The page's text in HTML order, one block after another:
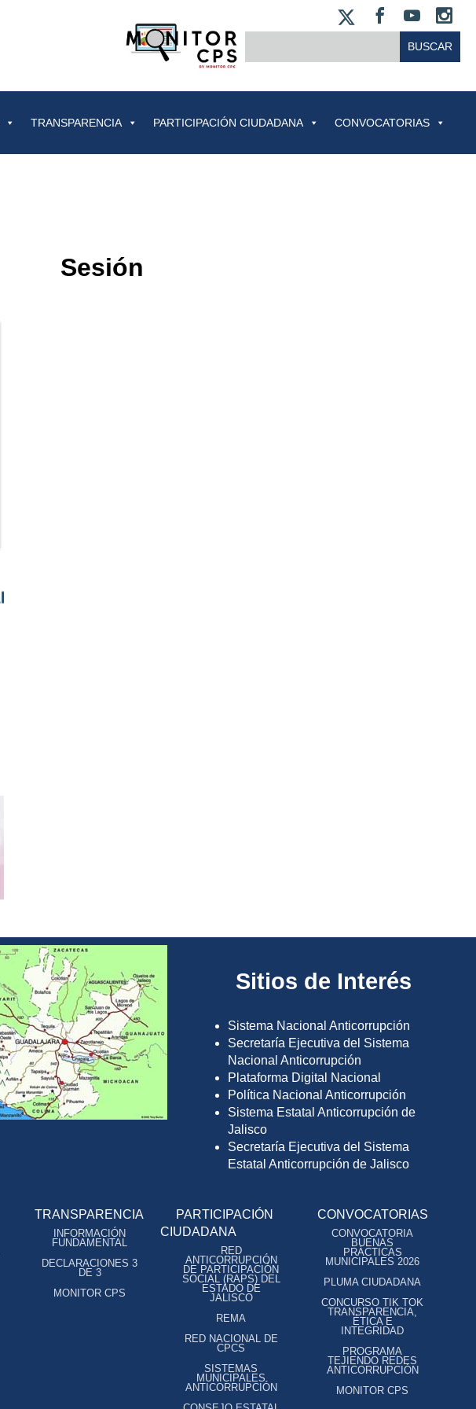
FACEBOOK
TRANSPARENCIA PARTICIPACIÓN CIUDADANA CONVOCATORIAS
Sesión
Sitios de Interés
Sistema Nacional Anticorrupción
Secretaría Ejecutiva del Sistema
Nacional Anticorrupción
Plataforma Digital Nacional
Política Nacional Anticorrupción
Sistema Estatal Anticorrupción de
Jalisco
Secretaría Ejecutiva del Sistema
Estatal Anticorrupción de Jalisco
TRANSPARENCIA
INFORMACIÓN
FUNDAMENTAL
DECLARACIONES 3
DE 3
MONITOR CPS
PARTICIPACIÓN
CIUDADANA
RED
ANTICORRUPCIÓN
DE PARTICIPACIÓN
SOCIAL (RAPS) DEL
ESTADO DE
JALISCO
REMA
RED NACIONAL DE
CPCS
SISTEMAS
MUNICIPALES
ANTICORRUPCIÓN
CONVOCATORIAS
CONVOCATORIA
BUENAS
PRÁCTICAS
MUNICIPALES 2026
PLUMA CIUDADANA
CONCURSO TIK TOK
TRANSPARENCIA,
ÉTICA E
INTEGRIDAD
PROGRAMA
TEJIENDO REDES
ANTICORRUPCIÓN
MONITOR CPS